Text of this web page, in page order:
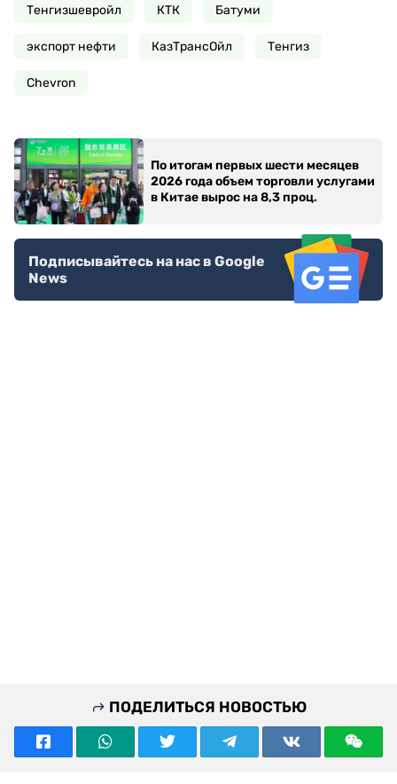
Тенгизшевройл КТК Батуми
экспорт нефти КазТрансОйл Тенгиз
Chevron
По итогам первых шести месяцев
2026 года объем торговли услугами
в Китае вырос на 8,3 проц.
Подписывайтесь на нас в Google
News
ПОДЕЛИТЬСЯ НОВОСТЬЮ